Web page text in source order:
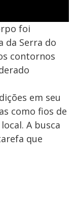
foi
da Serra do
contornos
em seu
como fios de
A busca
que